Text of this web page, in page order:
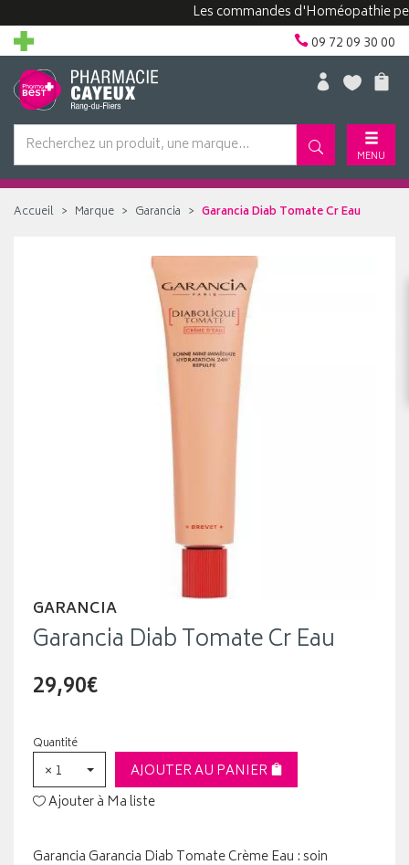
Les commandes d'Homéopathie
09 72 09 30 00
MENU
Accueil Marque Garancia Garancia Diab Tomate Cr Eau
GARANCIA
Garancia Diab Tomate Cr Eau
29,90€
Quantité
× 1
AJOUTER AU PANIER
Ajouter à Ma liste
Garancia Garancia Diab Tomate Crème Eau : soin